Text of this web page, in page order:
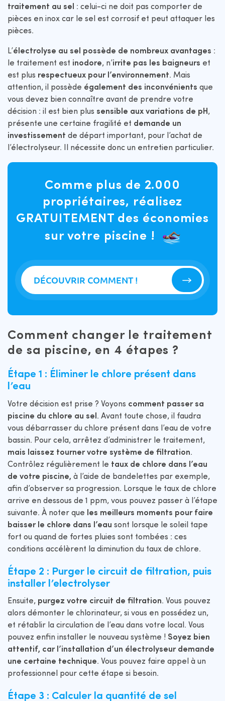
traitement au sel : celui-ci ne doit pas comporter de
pièces en inox car le sel est corrosif et peut attaquer les
pièces.
L’électrolyse au sel possède de nombreux avantages :
le traitement est inodore, n’irrite pas les baigneurs et
est plus respectueux pour l’environnement. Mais
attention, il possède également des inconvénients que
vous devez bien connaître avant de prendre votre
décision : il est bien plus sensible aux variations de pH,
présente une certaine fragilité et demande un
investissement de départ important, pour l’achat de
l’électrolyseur. Il nécessite donc un entretien particulier.
Comme plus de 2.000
propriétaires, réalisez
GRATUITEMENT des économies
sur votre piscine !
DÉCOUVRIR COMMENT !
Comment changer le traitement
de sa piscine, en 4 étapes ?
Étape 1 : Éliminer le chlore présent dans
l’eau
Votre décision est prise ? Voyons comment passer sa
piscine du chlore au sel . Avant toute chose, il faudra
vous débarrasser du chlore présent dans l’eau de votre
bassin. Pour cela, arrêtez d’administrer le traitement,
mais laissez tourner votre système de filtration.
Contrôlez régulièrement le taux de chlore dans l’eau
de votre piscine, à l’aide de bandelettes par exemple,
afin d’observer sa progression. Lorsque le taux de chlore
arrive en dessous de 1 ppm, vous pouvez passer à l’étape
suivante. À noter que
les meilleurs moments pour faire
baisser le chlore dans l’eau sont lorsque le soleil tape
fort ou quand de fortes pluies sont tombées : ces
conditions accélèrent la diminution du taux de chlore.
Étape 2 : Purger le circuit de filtration, puis
installer l’electrolyser
Ensuite, purgez votre circuit de filtration. Vous pouvez
alors démonter le chlorinateur, si vous en possédez un,
et rétablir la circulation de l’eau dans votre local. Vous
pouvez enfin installer le nouveau système ! Soyez bien
attentif, car l’installation d’un électrolyseur demande
une certaine technique. Vous pouvez faire appel à un
professionnel pour cette étape si besoin.
Étape 3 : Calculer la quantité de sel